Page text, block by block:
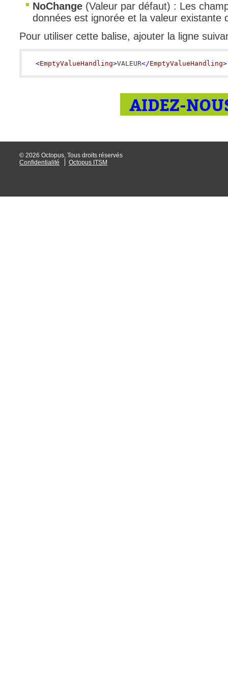
NoChange (Valeur par défaut) : Les
données est ignorée et la valeur existante
Pour utiliser cette balise, ajouter la ligne
<EmptyValueHandling>VALEUR</EmptyValueHandling>
AIDEZ-
© 2026 Octopus, Tous droits réservés
Confidentialité
Octopus ITSM